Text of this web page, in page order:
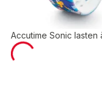
Accutime Sonic lasten